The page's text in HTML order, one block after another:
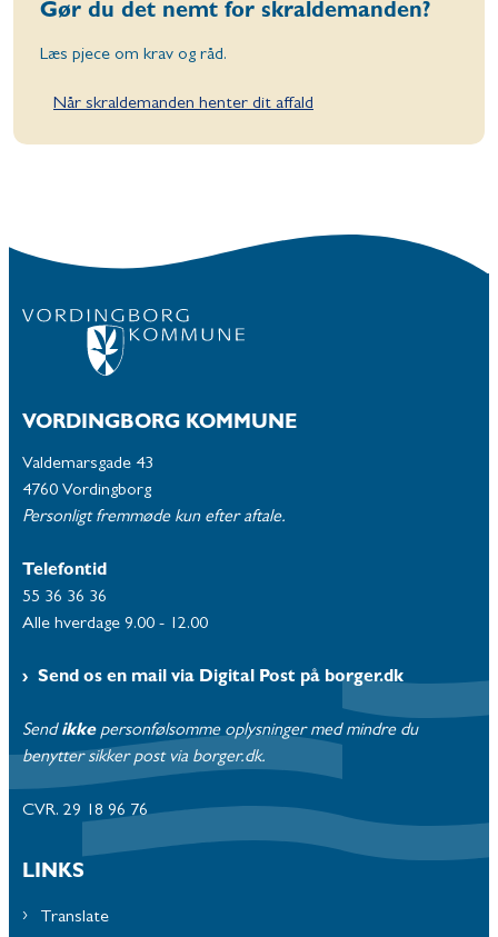
Gør du det nemt for skraldemanden?
Læs pjece om krav og råd.
Når skraldemanden henter dit affald
VORDINGBORG KOMMUNE
Valdemarsgade 43
4760 Vordingborg
Personligt fremmøde kun efter aftale.
Telefontid
55 36 36 36
Alle hverdage 9.00 - 12.00
Send os en mail via Digital Post på borger.dk
Send ikke personfølsomme oplysninger med mindre du
benytter sikker post via borger.dk.
CVR. 29 18 96 76
LINKS
Translate